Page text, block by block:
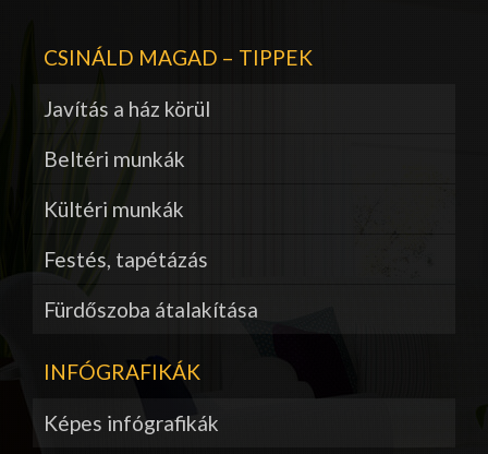
CSINÁLD MAGAD – TIPPEK
Javítás a ház körül
Beltéri munkák
Kültéri munkák
Festés, tapétázás
Fürdőszoba átalakítása
INFÓGRAFIKÁK
Képes infógrafikák